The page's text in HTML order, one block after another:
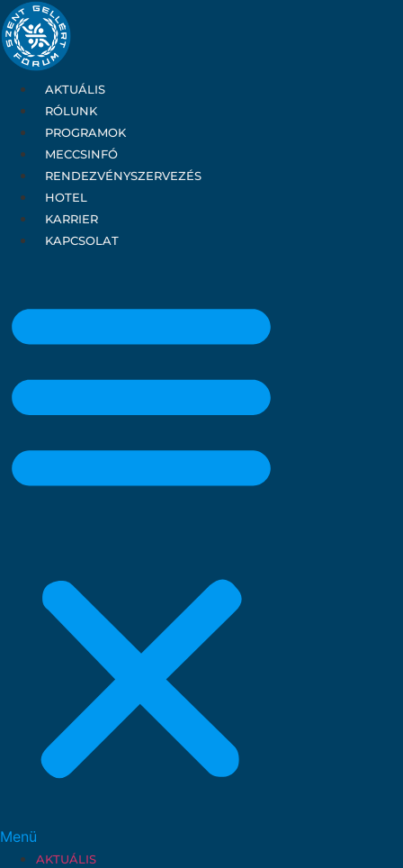
Ugrás
a
tartalomhoz
AKTUÁLIS
RÓLUNK
PROGRAMOK
MECCSINFÓ
RENDEZVÉNYSZERVEZÉS
HOTEL
KARRIER
KAPCSOLAT
Menü
AKTUÁLIS